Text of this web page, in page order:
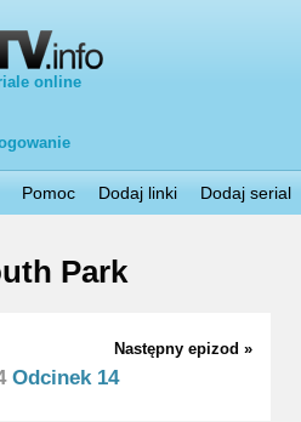
online
Pomoc Dodaj linki Dodaj serial
Park
Następny epizod »
Odcinek 14